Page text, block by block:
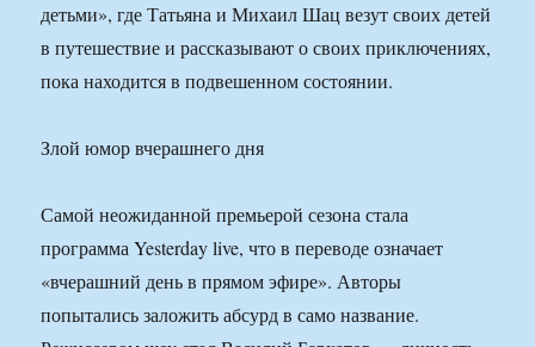
детьми», где Татьяна и Михаил Шац везут своих детей
в путешествие и рассказывают о своих приключениях,
пока находится в подвешенном состоянии.
Злой юмор вчерашнего дня
Самой неожиданной премьерой сезона стала
программа Yesterday live, что в переводе означает
«вчерашний день в прямом эфире». Авторы
попытались заложить абсурд в само название.